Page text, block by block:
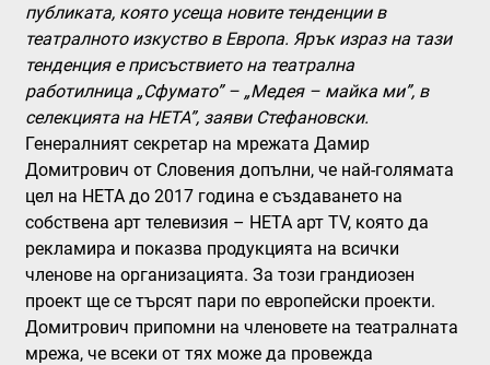
публиката, която усеща новите тенденции в
театралното изкуство в Европа. Ярък израз на тази
тенденция е присъствието на театрална
работилница „Сфумато” – „Медея – майка ми”, в
селекцията на НЕТА”, заяви Стефановски.
Генералният секретар на мрежата Дамир
Домитрович от Словения допълни, че най-голямата
цел на НЕТА до 2017 година е създаването на
собствена арт телевизия – НЕТА арт ТV, която да
рекламира и показва продукцията на всички
членове на организацията. За този грандиозен
проект ще се търсят пари по европейски проекти.
Домитрович припомни на членовете на театралната
мрежа, че всеки от тях може да провежда